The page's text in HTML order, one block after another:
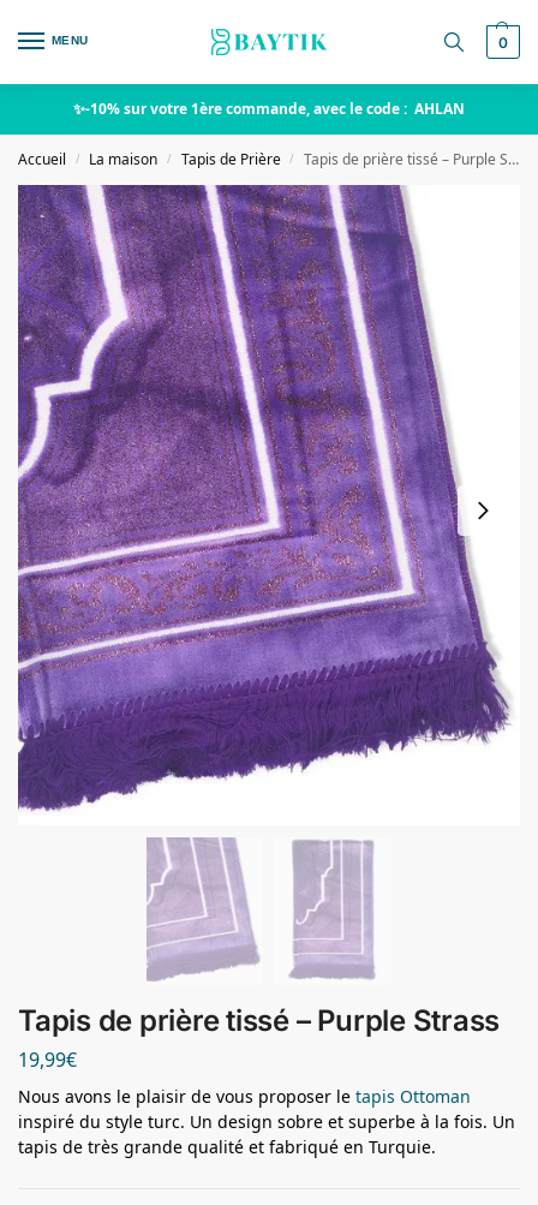
MENU 0
✨-10% sur votre 1ère commande, avec le code : AHLAN
Accueil / La maison / Tapis de Prière / Tapis de prière tissé – Purple Strass
Tapis de prière tissé – Purple Strass
19,99€
Nous avons le plaisir de vous proposer le tapis Ottoman
inspiré du style turc. Un design sobre et superbe à la fois. Un
tapis de très grande qualité et fabriqué en Turquie.